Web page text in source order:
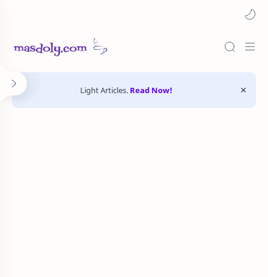
Light Articles. Read Now!